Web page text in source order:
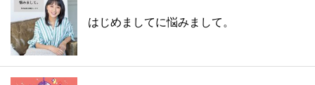
はじめましてに悩みまして。